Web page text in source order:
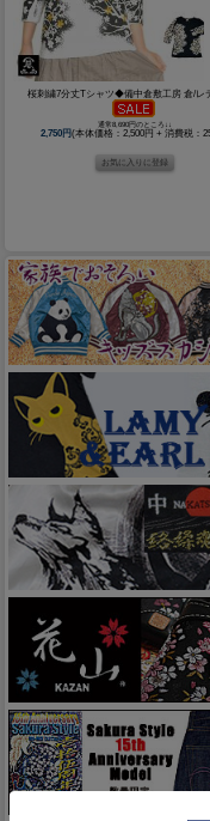
桜刺繍7分丈Tシャツ◆備中倉敷工房 倉/レ
通常8,690円のところ↓↓
2,750円(本体価格：2,500円 + 消費税：